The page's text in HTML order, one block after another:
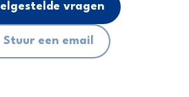
vragen
Stuur een email